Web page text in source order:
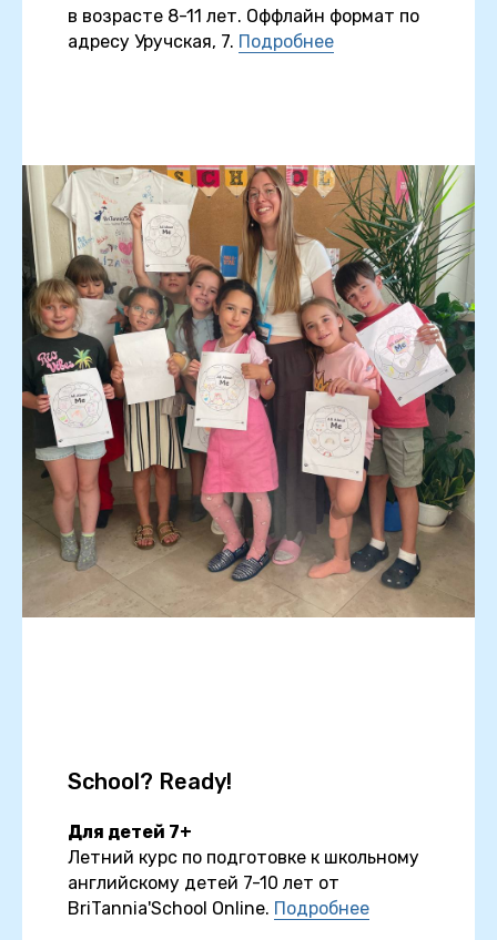
в возрасте 8-11 лет. Оффлайн формат по
адресу Уручская, 7. Подробнее
School? Ready!
Для детей 7+
Летний курс по подготовке к школьному
английскому детей 7-10 лет от
BriTannia'School Online. Подробнее